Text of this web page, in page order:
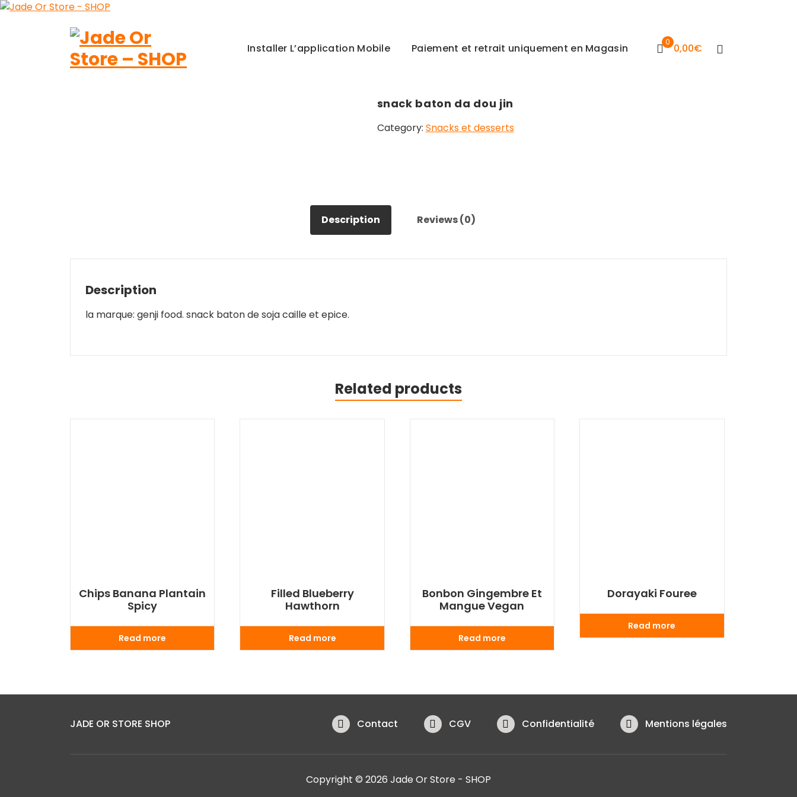
Aller
Installer L’application Mobile Paiement et retrait uniquement en Magasin 0 0,00€
snack baton da dou jin
Category: Snacks et desserts
Description Reviews (0)
Description
la marque: genji food. snack baton de soja caille et epice.
Related products
Chips Banana Plantain
Spicy
Read more
Filled Blueberry
Hawthorn
Read more
Bonbon Gingembre Et
Mangue Vegan
Read more
Dorayaki Fouree
Read more
JADE OR STORE SHOP Contact CGV Confidentialité Mentions légales
Copyright © 2026 Jade Or Store - SHOP